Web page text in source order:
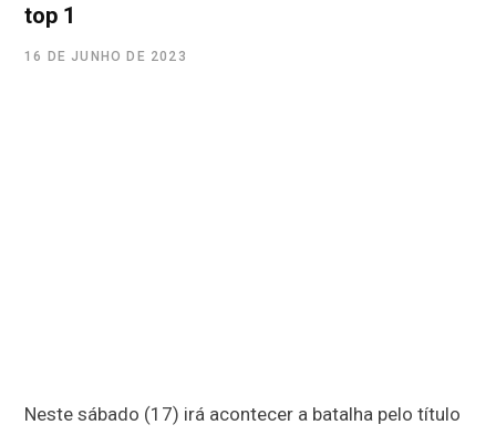
top 1
16 DE JUNHO DE 2023
Neste sábado (17) irá acontecer a batalha pelo título